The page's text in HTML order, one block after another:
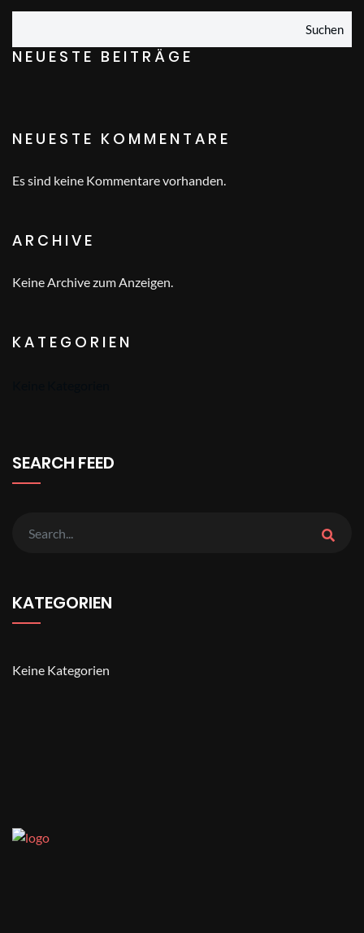
Suchen
NEUESTE BEITRÄGE
NEUESTE KOMMENTARE
Es sind keine Kommentare vorhanden.
ARCHIVE
Keine Archive zum Anzeigen.
KATEGORIEN
SEARCH FEED
KATEGORIEN
Keine Kategorien